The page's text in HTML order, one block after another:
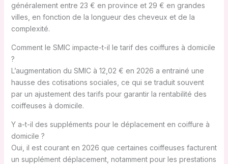
généralement entre 23 € en province et 29 € en grandes
villes, en fonction de la longueur des cheveux et de la
complexité.
Comment le SMIC impacte-t-il le tarif des coiffures à domicile
?
L’augmentation du SMIC à 12,02 € en 2026 a entrainé une
hausse des cotisations sociales, ce qui se traduit souvent
par un ajustement des tarifs pour garantir la rentabilité des
coiffeuses à domicile.
Y a-t-il des suppléments pour le déplacement en coiffure à
domicile ?
Oui, il est courant en 2026 que certaines coiffeuses facturent
un supplément déplacement, notamment pour les prestations